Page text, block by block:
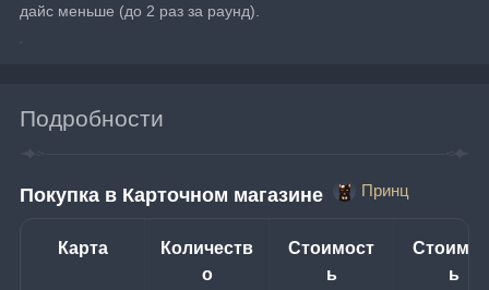
дайс меньше (до 2 раз за раунд).
Подробности
Покупка в Карточном магазине Принц
Карта
Количеств
о
Стоимост
ь
ь